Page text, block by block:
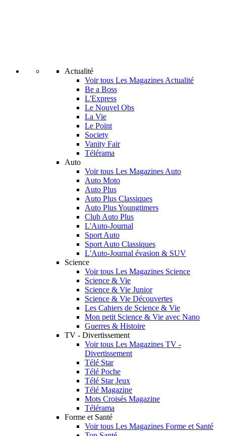
Actualité
Voir tous Les Magazines Actualité
Be a Boss
L'Express
Le Nouvel Obs
La Vie
Le Point
Society
Vanity Fair
Télérama
Auto
Voir tous Les Magazines Auto
Auto Moto
Auto Plus
Auto Plus Classiques
Auto Plus Youngtimers
Club Auto Plus
L'Auto-Journal
Sport Auto
Sport Auto Classiques
L'Auto-Journal évasion & SUV
Science
Voir tous Les Magazines Science
Science & Vie
Science & Vie Junior
Science & Vie Découvertes
Les Cahiers de Science & Vie
Mon petit Science & Vie avec Nano
Guerres & Histoire
TV - Divertissement
Voir tous Les Magazines TV -
Divertissement
Télé Star
Télé Poche
Télé Star Jeux
Télé Magazine
Mots Croisés Magazine
Télérama
Forme et Santé
Voir tous Les Magazines Forme et Santé